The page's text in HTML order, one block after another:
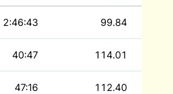
2:46:43 99.84
40:47 114.01
47:16 112.40